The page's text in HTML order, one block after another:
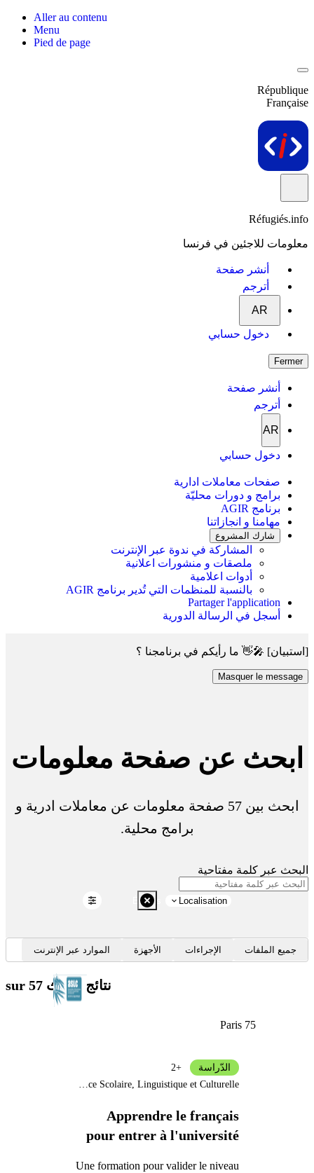
Aller au contenu
Menu
Pied de page
République
Française
Réfugiés.info
معلومات للاجئين في فرنسا
أنشر صفحة
أترجم
AR
دخول حسابي
Fermer
أنشر صفحة
أترجم
AR
دخول حسابي
صفحات معاملات ادارية
برامج و دورات محليّة
برنامج AGIR
مهامنا و انجازاتنا
شارك المشروع
المشاركة في ندوة عبر الإنترنت
ملصقات و منشورات اعلانية
أدوات اعلامية
بالنسبة للمنظمات التي تُدير برنامج AGIR
Partager l'application
أسجل في الرسالة الدورية
[استبيان] 🎤👋 ما رأيكم في برنامجنا ؟
Masquer le message
ابحث عن صفحة معلومات
ابحث بين 57 صفحة معلومات عن معاملات ادرية و
برامج محلية.
البحث عبر كلمة مفتاحية
Localisation
Études
جميع الملفات الإجراءات الأجهزة الموارد عبر الإنترنت
نتائج البحث
Paris 75
Apprendre le français
pour entrer à l'université
Une formation pour valider le niveau
الدّراسة
+2